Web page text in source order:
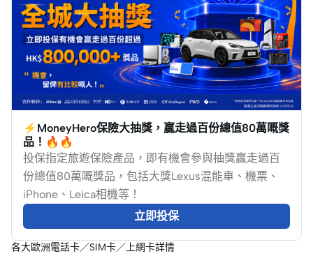
⚡MoneyHero保險大抽獎，贏走過百份總值80萬嘅獎
品！🔥🔥
投保指定旅遊保險產品，即有機會參與抽獎贏走過百
份總值80萬嘅獎品，包括大獎Lexus混能車、機票、
iPhone、Leica相機等！
立即投保
各大歐洲電話卡／SIM卡／上網卡詳情